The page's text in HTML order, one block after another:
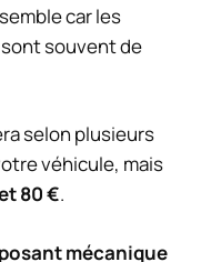
car les
souvent de
selon plusieurs
véhicule, mais
80 €.
mécanique